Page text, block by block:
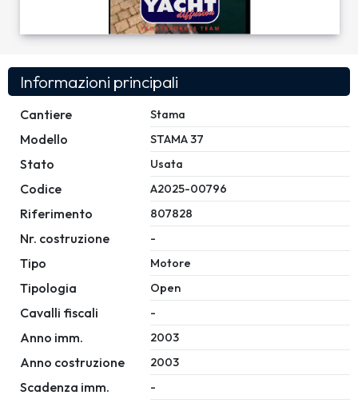
Informazioni principali
Cantiere Stama
Modello STAMA 37
Stato Usata
Codice A2025-00796
Riferimento 807828
Nr. costruzione -
Tipo Motore
Tipologia Open
Cavalli fiscali -
Anno imm. 2003
Anno costruzione 2003
Scadenza imm. -